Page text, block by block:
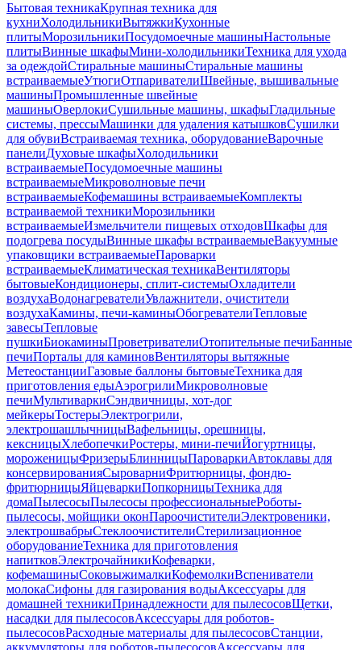
Бытовая техникаКрупная техника для
кухниХолодильникиВытяжкиКухонные
плитыМорозильникиПосудомоечные машиныНастольные
плитыВинные шкафыМини-холодильникиТехника для ухода
за одеждойСтиральные машиныСтиральные машины
встраиваемыеУтюгиОтпаривателиШвейные, вышивальные
машиныПромышленные швейные
машиныОверлокиСушильные машины, шкафыГладильные
системы, прессыМашинки для удаления катышковСушилки
для обувиВстраиваемая техника, оборудованиеВарочные
панелиДуховые шкафыХолодильники
встраиваемыеПосудомоечные машины
встраиваемыеМикроволновые печи
встраиваемыеКофемашины встраиваемыеКомплекты
встраиваемой техникиМорозильники
встраиваемыеИзмельчители пищевых отходовШкафы для
подогрева посудыВинные шкафы встраиваемыеВакуумные
упаковщики встраиваемыеПароварки
встраиваемыеКлиматическая техникаВентиляторы
бытовыеКондиционеры, сплит-системыОхладители
воздухаВодонагревателиУвлажнители, очистители
воздухаКамины, печи-каминыОбогревателиТепловые
завесыТепловые
пушкиБиокаминыПроветривателиОтопительные печиБанные
печиПорталы для каминовВентиляторы вытяжные
МетеостанцииГазовые баллоны бытовыеТехника для
приготовления едыАэрогрилиМикроволновые
печиМультиваркиСэндвичницы, хот-дог
мейкерыТостерыЭлектрогрили,
электрошашлычницыВафельницы, орешницы,
кексницыХлебопечкиРостеры, мини-печиЙогуртницы,
мороженицыФризерыБлинницыПароваркиАвтоклавы для
консервированияСыроварниФритюрницы, фондю-
фритюрницыЯйцеваркиПопкорницыТехника для
домаПылесосыПылесосы профессиональныеРоботы-
пылесосы, мойщики оконПароочистителиЭлектровеники,
электрошвабрыСтеклоочистителиСтерилизационное
оборудованиеТехника для приготовления
напитковЭлектрочайникиКофеварки,
кофемашиныСоковыжималкиКофемолкиВспениватели
молокаСифоны для газирования водыАксессуары для
домашней техникиПринадлежности для пылесосовЩетки,
насадки для пылесосовАксессуары для роботов-
пылесосовРасходные материалы для пылесосовСтанции,
аккумуляторы для роботов-пылесосовАксессуары для